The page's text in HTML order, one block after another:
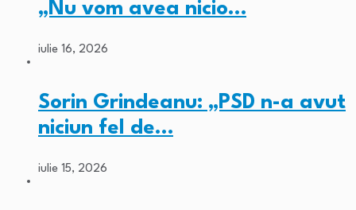
„Nu vom avea nicio…
iulie 16, 2026
Sorin Grindeanu: „PSD n-a avut
niciun fel de…
iulie 15, 2026